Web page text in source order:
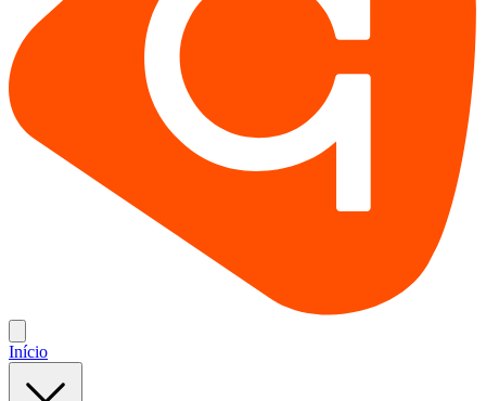
Início